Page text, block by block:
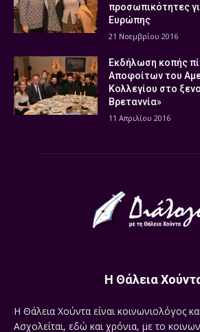
προσωπικότητες
Ευρώπης
21 Νοεμβρίου 2016
Εκδήλωση κοπής
Αποφοίτων του
Κολλεγίου στο
Βρεταννία»
11 Απριλίου 2016
Η Θάλεια
Η Θάλεια Χούντα είναι κοινωνιολόγος
Ασχολείται, εδώ και χρόνια, με το